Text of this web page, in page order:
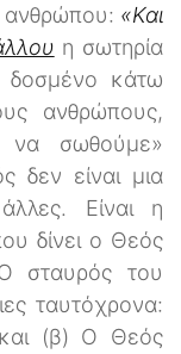
ανθρώπου: «Και
η σωτηρία
δοσμένο κάτω
ανθρώπους,
να σωθούμε»
δεν είναι μια
Είναι η
δίνει ο Θεός
σταυρός του
ταυτόχρονα:
(β) Ο Θεός